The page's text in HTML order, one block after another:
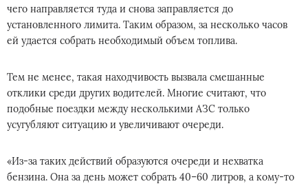
чего направляется туда и снова заправляется до
установленного лимита. Таким образом, за несколько часов
ей удается собрать необходимый объем топлива.
Тем не менее, такая находчивость вызвала смешанные
отклики среди других водителей. Многие считают, что
подобные поездки между несколькими АЗС только
усугубляют ситуацию и увеличивают очереди.
«Из-за таких действий образуются очереди и нехватка
бензина. Она за день может собрать 40–60 литров, а кому-то